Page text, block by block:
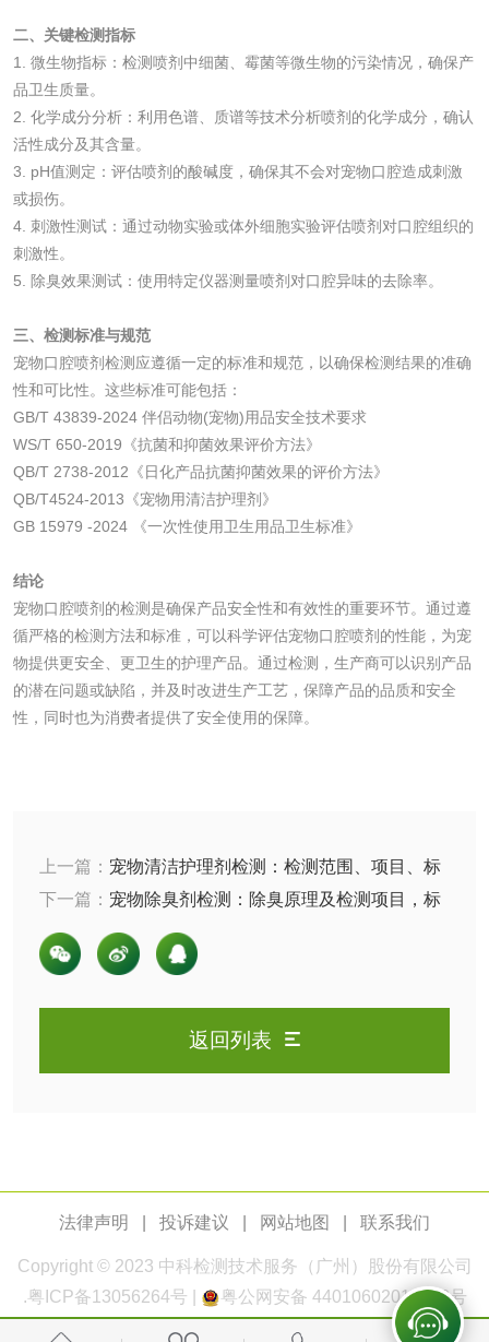
二、关键检测指标
1. 微生物指标：检测喷剂中细菌、霉菌等微生物的污染情况，确保产
品卫生质量。
2. 化学成分分析：利用色谱、质谱等技术分析喷剂的化学成分，确认
活性成分及其含量。
3. pH值测定：评估喷剂的酸碱度，确保其不会对宠物口腔造成刺激
或损伤。
4. 刺激性测试：通过动物实验或体外细胞实验评估喷剂对口腔组织的
刺激性。
5. 除臭效果测试：使用特定仪器测量喷剂对口腔异味的去除率。
三、检测标准与规范
宠物口腔喷剂检测应遵循一定的标准和规范，以确保检测结果的准确
性和可比性。这些标准可能包括：
GB/T 43839-2024 伴侣动物(宠物)用品安全技术要求
WS/T 650-2019《抗菌和抑菌效果评价方法》
QB/T 2738-2012《日化产品抗菌抑菌效果的评价方法》
QB/T4524-2013《宠物用清洁护理剂》
GB 15979 -2024 《一次性使用卫生用品卫生标准》
结论
宠物口腔喷剂的检测是确保产品安全性和有效性的重要环节。通过遵
循严格的检测方法和标准，可以科学评估宠物口腔喷剂的性能，为宠
物提供更安全、更卫生的护理产品。通过检测，生产商可以识别产品
的潜在问题或缺陷，并及时改进生产工艺，保障产品的品质和安全
性，同时也为消费者提供了安全使用的保障。
上一篇： 宠物清洁护理剂检测：检测范围、项目、标
准等
下一篇： 宠物除臭剂检测：除臭原理及检测项目，标
准
返回列表
法律声明 投诉建议 网站地图 联系我们
Copyright © 2023 中科检测 技术服务（广州）股份有限公司
.粤ICP备13056264号 粤公网安备 44010602011168号
花露水检测 蚊香液检测
清洗剂检测 日化产品毒理检测
洗手液检测
水处理剂
水处理药剂检测 聚丙烯酰胺检测
工业乳状氢氧化钙
活性炭
电厂水处理活性炭 木质活性炭检测
木质净水用活性炭
检测
农药肥料
有机肥检测 钾肥检测
磷酸肥料检测